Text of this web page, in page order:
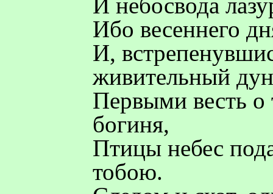
Ибо весеннего
И,
живительный
Первыми весть о
богиня,
Птицы небес
тобою.